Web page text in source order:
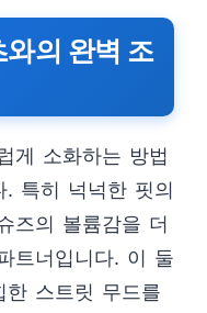
의 완벽 조
게 소화하는 방법
. 특히 넉넉한 핏의
즈의 볼륨감을 더
트너입니다. 이 둘
한 스트릿 무드를